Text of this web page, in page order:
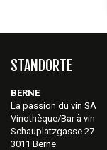
STANDORTE
BERNE
La passion du vin SA
Vinothèque/Bar à vin
Schauplatzgasse 27
3011 Berne